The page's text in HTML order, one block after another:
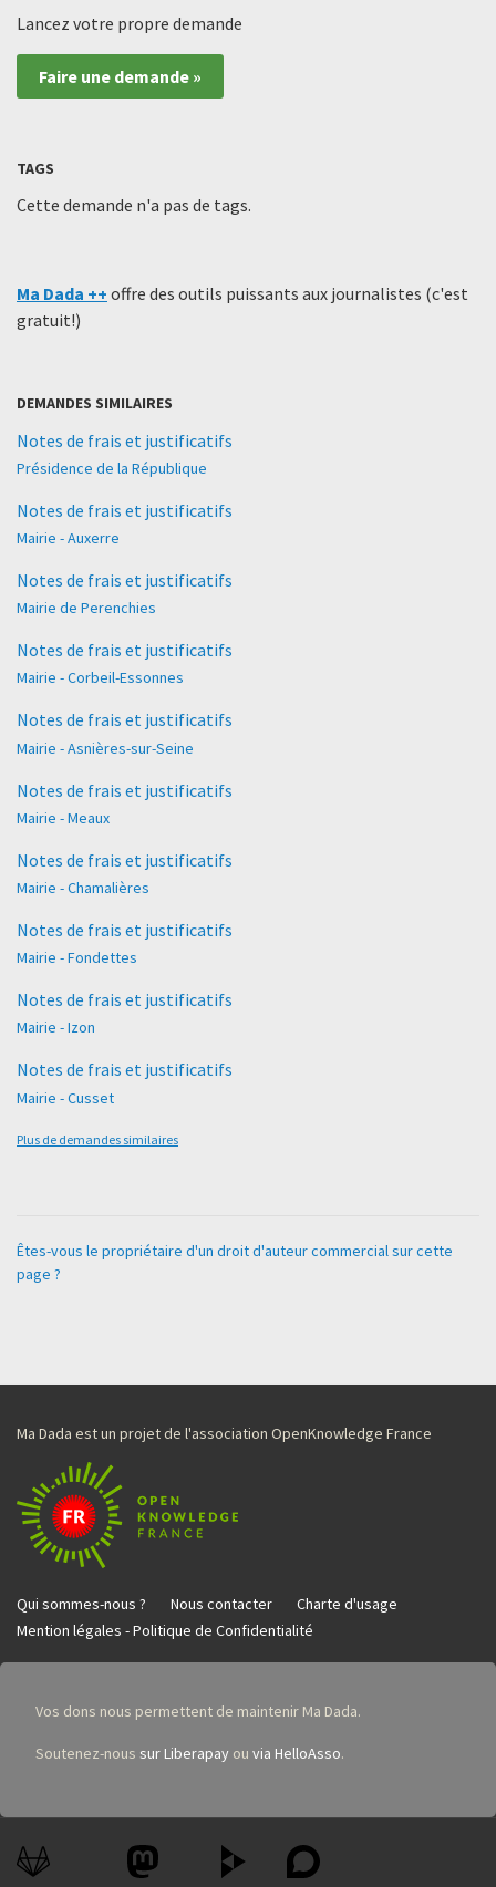
Lancez votre propre demande
Faire une demande »
TAGS
Cette demande n'a pas de tags.
Ma Dada ++ offre des outils puissants aux journalistes (c'est
gratuit!)
DEMANDES SIMILAIRES
Notes de frais et justificatifs
Présidence de la République
Notes de frais et justificatifs
Mairie - Auxerre
Notes de frais et justificatifs
Mairie de Perenchies
Notes de frais et justificatifs
Mairie - Corbeil-Essonnes
Notes de frais et justificatifs
Mairie - Asnières-sur-Seine
Notes de frais et justificatifs
Mairie - Meaux
Notes de frais et justificatifs
Mairie - Chamalières
Notes de frais et justificatifs
Mairie - Fondettes
Notes de frais et justificatifs
Mairie - Izon
Notes de frais et justificatifs
Mairie - Cusset
Plus de demandes similaires
Êtes-vous le propriétaire d'un droit d'auteur commercial sur cette
page ?
Ma Dada est un projet de l'association OpenKnowledge France
Qui sommes-nous ? Nous contacter
Charte d'usage
Mention légales - Politique de Confidentialité
Vos dons nous permettent de maintenir Ma Dada.
Soutenez-nous sur Liberapay ou via HelloAsso.